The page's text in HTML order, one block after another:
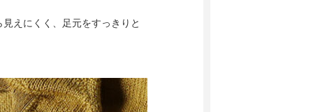
えにくく、足元をすっきりと